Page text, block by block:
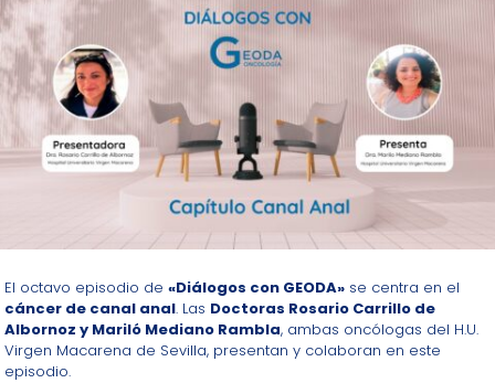
El octavo episodio de«Diálogos con GEODA» se centra en el
cáncer de canal anal. Las Doctoras Rosario Carrillo de
Albornoz y Mariló Mediano Rambla, ambas oncólogas del H.U.
Virgen Macarena de Sevilla, presentan y colaboran en este
episodio.